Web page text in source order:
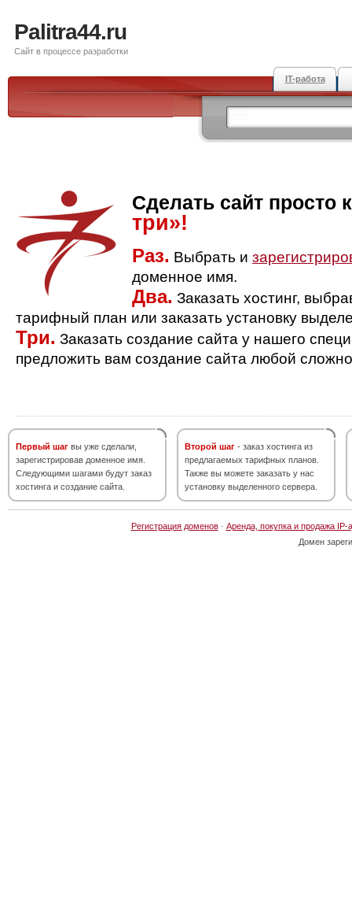
Palitra44.ru
Сайт в процессе разработки
IT-работа
Сделать сайт просто
три»!
Раз. Выбрать и
доменное имя.
Два. Заказать хостинг,
тарифный план или заказать установку
Три. Заказать создание сайта у нашего
предложить вам создание сайта любой
Первый шаг вы уже сделали,
зарегистрировав доменное имя.
Следующими шагами будут заказ
хостинга и создание сайта.
Второй шаг - заказ хостинга из
предлагаемых тарифных планов.
Также вы можете заказать у нас
установку выделенного сервера.
Регистрация доменов· Аренда, покупка и продажа IP-
Домен